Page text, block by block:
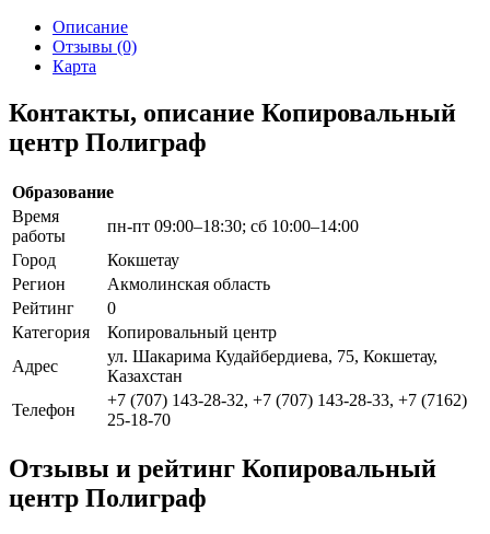
Описание
Отзывы (0)
Карта
Контакты, описание Копировальный
центр Полиграф
Образование
Время
работы
пн-пт 09:00–18:30; сб 10:00–14:00
Город
Кокшетау
Регион
Акмолинская область
Рейтинг
0
Категория
Копировальный центр
Адрес
ул. Шакарима Кудайбердиева, 75, Кокшетау,
Казахстан
Телефон
+7 (707) 143-28-32, +7 (707) 143-28-33, +7 (7162)
25-18-70
Отзывы и рейтинг Копировальный
центр Полиграф